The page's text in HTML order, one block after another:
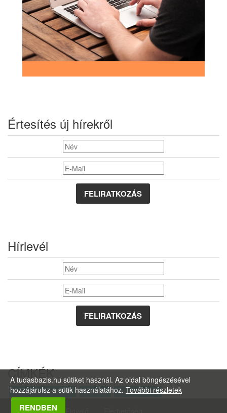
Értesítés új hírekről
FELIRATKOZÁS
Hírlevél
CÍMKÉK
keresőoptimalizálás Internet Domain hírek
A tudasbazis.hu sütiket használ. Az oldal böngészésével
hozzájárulsz a sütik használatához. További részletek
RENDBEN
Főoldal CikkFigyelő